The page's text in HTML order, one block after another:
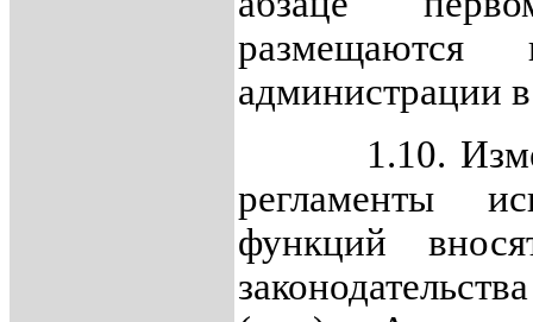
размещаются
администрации
1.10.
регламенты
функций